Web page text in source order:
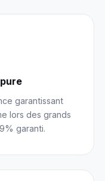
garantissant
lors des grands
garanti.